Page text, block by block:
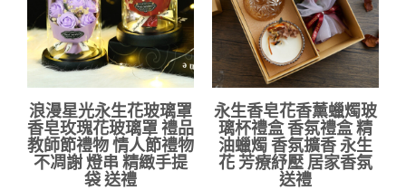
浪漫星光永生花玻璃罩
香皂玫瑰花玻璃罩 禮品
教師節禮物 情人節禮物
不凋謝 燈串 精緻手提
袋 送禮
永生香皂花香薰蠟燭玻
璃杯禮盒 香氛禮盒 精
油蠟燭 香氛擴香 永生
花 芳療紓壓 居家香氛
送禮